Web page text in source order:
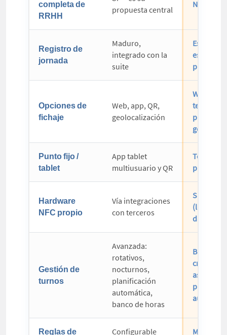
completa de
RRHH
propuesta central
No es su
Registro de
jornada
Maduro,
integrado con la
suite
es el
producto
Opciones de
fichaje
Web, app, QR,
geolocalización
Web, app,
terminal
propio,
Punto fijo /
tablet
App tablet
multiusuario y QR
Terminal
propio o
Hardware
NFC propio
Vía integraciones
con terceros
Sí —
(llavero o
dactilar)
Gestión de
turnos
Avanzada:
rotativos,
nocturnos,
planificación
automática,
banco de horas
Básico:
creación y
Reglas de
Configurable
Muy